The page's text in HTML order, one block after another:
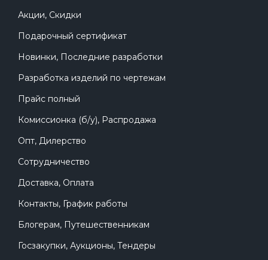
Акции, Скидки
Подарочный сертификат
Новинки, Последние разработки
Разработка изделий по чертежам
Прайс полный
Комиссионка (б/у), Распродажа
Опт, Дилерство
Сотрудничество
Доставка, Оплата
Контакты, График работы
Блогерам, Путешественникам
Госзакупки, Аукционы, Тендеры